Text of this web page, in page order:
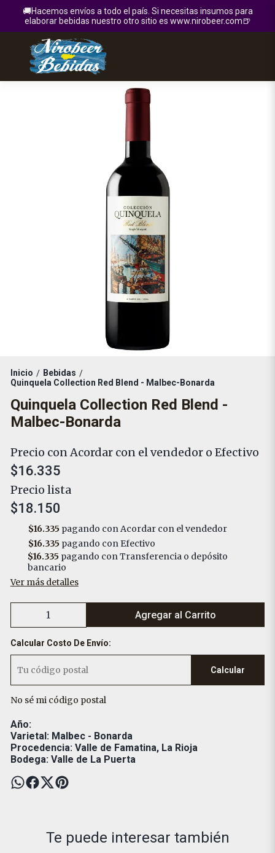
🚚Hacemos envíos a todo el país. Si necesitas insumos para
elaborar bebidas nuestro otro sitio es www.nirobeer.com🍺
Inicio / Bebidas /
Quinquela Collection Red Blend - Malbec-Bonarda
Quinquela Collection Red Blend -
Malbec-Bonarda
Precio con Acordar con el vendedor o Efectivo
$16.335
Precio lista
$18.150
$16.335 pagando con Acordar con el vendedor
$16.335 pagando con Efectivo
$16.335 pagando con Transferencia o depósito
bancario
Ver más detalles
Agregar al Carrito
Calcular Costo De Envío:
Calcular
No sé mi código postal
Año:
Varietal: Malbec - Bonarda
Procedencia: Valle de Famatina, La Rioja
Bodega: Valle de La Puerta
Te puede interesar también